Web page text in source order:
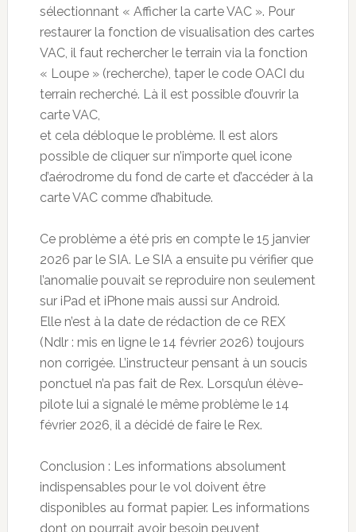
sélectionnant « Afficher la carte VAC ». Pour
restaurer la fonction de visualisation des cartes
VAC, il faut rechercher le terrain via la fonction
« Loupe » (recherche), taper le code OACI du
terrain recherché. Là il est possible d’ouvrir la
carte VAC,
et cela débloque le problème. Il est alors
possible de cliquer sur n’importe quel icone
d’aérodrome du fond de carte et d’accéder à la
carte VAC comme d’habitude.
Ce problème a été pris en compte le 15 janvier
2026 par le SIA. Le SIA a ensuite pu vérifier que
l’anomalie pouvait se reproduire non seulement
sur iPad et iPhone mais aussi sur Android.
Elle n’est à la date de rédaction de ce REX
(Ndlr : mis en ligne le 14 février 2026) toujours
non corrigée. L’instructeur pensant à un soucis
ponctuel n’a pas fait de Rex. Lorsqu’un élève-
pilote lui a signalé le même problème le 14
février 2026, il a décidé de faire le Rex.
Conclusion : Les informations absolument
indispensables pour le vol doivent être
disponibles au format papier. Les informations
dont on pourrait avoir besoin peuvent